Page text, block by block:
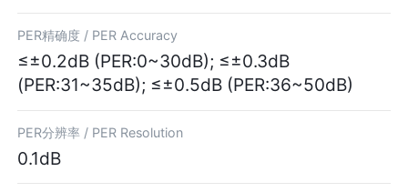
PER精确度 / PER Accuracy
≤±0.2dB (PER:0~30dB); ≤±0.3dB
(PER:31~35dB); ≤±0.5dB (PER:36~50dB)
PER分辨率 / PER Resolution
0.1dB